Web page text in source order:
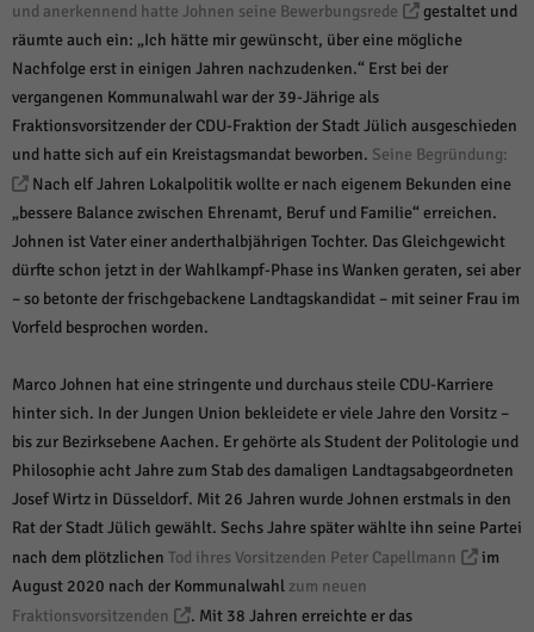
und anerkennend hatte Johnen seine Bewerbungsrede
gestaltet und
räumte auch ein: „Ich hätte mir gewünscht, über eine mögliche
Nachfolge erst in einigen Jahren nachzudenken.“ Erst bei der
vergangenen Kommunalwahl war der 39-Jährige als
Fraktionsvorsitzender der CDU-Fraktion der Stadt Jülich ausgeschieden
und hatte sich auf ein Kreistagsmandat beworben. Seine Begründung:
Nach elf Jahren Lokalpolitik wollte er nach eigenem Bekunden eine
„bessere Balance zwischen Ehrenamt, Beruf und Familie“ erreichen.
Johnen ist Vater einer anderthalbjährigen Tochter. Das Gleichgewicht
dürfte schon jetzt in der Wahlkampf-Phase ins Wanken geraten, sei aber
– so betonte der frischgebackene Landtagskandidat – mit seiner Frau im
Vorfeld besprochen worden.
Marco Johnen hat eine stringente und durchaus steile CDU-Karriere
hinter sich. In der Jungen Union bekleidete er viele Jahre den Vorsitz –
bis zur Bezirksebene Aachen. Er gehörte als Student der Politologie und
Philosophie acht Jahre zum Stab des damaligen Landtagsabgeordneten
Josef Wirtz in Düsseldorf. Mit 26 Jahren wurde Johnen erstmals in den
Rat der Stadt Jülich gewählt. Sechs Jahre später wählte ihn seine Partei
nach dem plötzlichen Tod ihres Vorsitzenden Peter Capellmann
im
August 2020 nach der Kommunalwahl zum neuen
Fraktionsvorsitzenden
. Mit 38 Jahren erreichte er das
Alle akzeptieren Speichern und weiter
Zurück
Datenschutzeinstellungen
Essenziell (1)
Essenzielle Cookies ermöglichen grundlegende Funktionen und sind für die
einwandfreie Funktion der Website erforderlich.
Cookie-Informationen anzeigen
Statistiken (1)
Cookie-Informationen anzeigen
Marketing (1)
Marketing-Cookies werden von Drittanbietern oder Publishern verwendet,
über Websites hinweg verfolgen.
Cookie-Informationen anzeigen
Externe Medien (6)